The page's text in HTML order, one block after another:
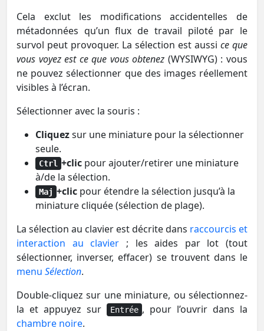
Cela exclut les modifications accidentelles de
métadonnées qu’un flux de travail piloté par le
survol peut provoquer. La sélection est aussi ce que
vous voyez est ce que vous obtenez (WYSIWYG) : vous
ne pouvez sélectionner que des images réellement
visibles à l’écran.
Sélectionner avec la souris :
Cliquezsur une miniature pour la sélectionner
seule.
Ctrl +clic pour ajouter/retirer une miniature
à/de la sélection.
Maj +clic pour étendre la sélection jusqu’à la
miniature cliquée (sélection de plage).
La sélection au clavier est décrite dans raccourcis et
interaction au clavier ; les aides par lot (tout
sélectionner, inverser, effacer) se trouvent dans le
menu Sélection.
Double-cliquez sur une miniature, ou sélectionnez-
la et appuyez sur
Entrée , pour l’ouvrir dans la
chambre noire.